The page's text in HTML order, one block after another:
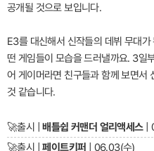
공개될 것으로 보입니다.
E3를 대신해서 신작들의 데뷔 무대
떤 게임들이 모습을 드러낼까요. 3일
어 게이머라면 친구들과 함께 보면서
것 같습니다.
🚀출시 |배틀쉽 커맨더 얼리액세스|
🚀출시 |페이트키퍼 | 06.03(수)